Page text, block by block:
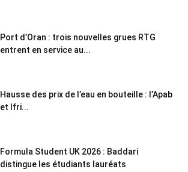
Port d’Oran : trois nouvelles grues RTG
entrent en service au...
Hausse des prix de l’eau en bouteille : l’Apab
et Ifri...
Formula Student UK 2026 : Baddari
distingue les étudiants lauréats